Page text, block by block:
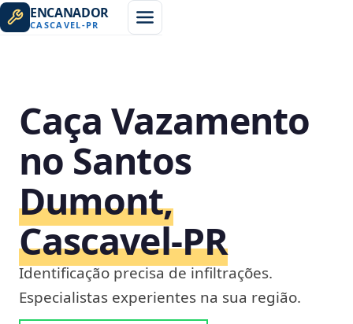
ENCANADOR
CASCAVEL-PR
Caça Vazamento
no Santos
Dumont,
Cascavel‑PR
Identificação precisa de infiltrações.
Especialistas experientes na sua região.